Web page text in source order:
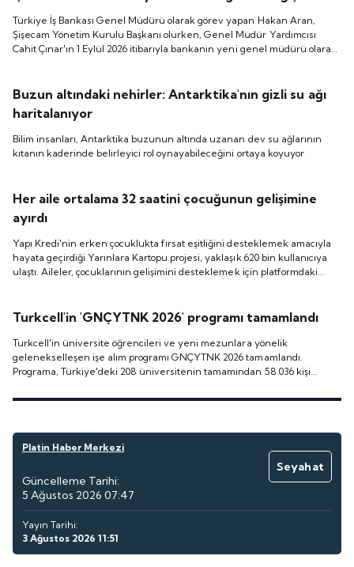
Türkiye İş Bankası Genel Müdürü olarak görev yapan Hakan Aran,
Şişecam Yönetim Kurulu Başkanı olurken, Genel Müdür Yardımcısı
Cahit Çınar'ın 1 Eylül 2026 itibarıyla bankanın yeni genel müdürü olarak
Buzun altındaki nehirler: Antarktika'nın gizli su ağı
haritalanıyor
Bilim insanları, Antarktika buzunun altında uzanan dev su ağlarının
kıtanın kaderinde belirleyici rol oynayabileceğini ortaya koyuyor
Her aile ortalama 32 saatini çocuğunun gelişimine
ayırdı
Yapı Kredi'nin erken çocuklukta fırsat eşitliğini desteklemek amacıyla
hayata geçirdiği Yarınlara Kartopu projesi, yaklaşık 620 bin kullanıcıya
ulaştı. Aileler, çocuklarının gelişimini desteklemek için platformdaki
ulaştı.
Turkcell'in 'GNÇYTNK 2026' programı tamamlandı
Turkcell'in üniversite öğrencileri ve yeni mezunlara yönelik
gelenekselleşen işe alım programı GNÇYTNK 2026 tamamlandı.
Programa, Türkiye'deki 208 üniversitenin tamamından 58.036 kişi
Platin Haber Merkezi
Seyahat
Güncelleme Tarihi:
5 Ağustos 2026 07:47
Yayın Tarihi:
3 Ağustos 2026 11:51